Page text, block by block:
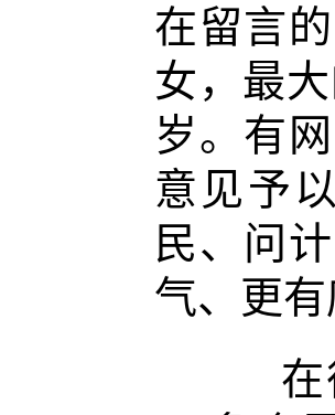
在留言
女，最
岁。有
意见予
民、问
气、更
在征